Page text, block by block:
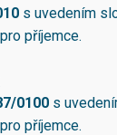
s uvedením
příjemce.
0100 s
příjemce.